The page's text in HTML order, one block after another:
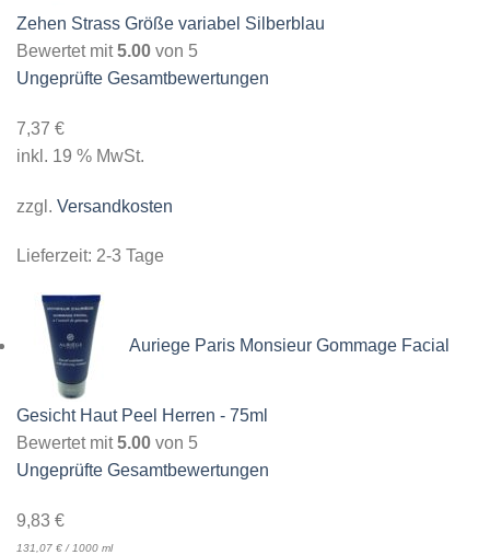
Zehen Strass Größe variabel Silberblau
Bewertet mit5.00 von 5
Ungeprüfte Gesamtbewertungen
7,37 €
inkl. 19 % MwSt.
zzgl. Versandkosten
Lieferzeit: 2-3 Tage
Auriege Paris Monsieur Gommage Facial
Gesicht Haut Peel Herren - 75ml
Bewertet mit5.00 von 5
Ungeprüfte Gesamtbewertungen
9,83 €
131,07 € / 1000 ml